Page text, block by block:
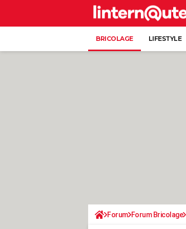
BRICOLAGE LIFESTYLE
Forum Forum Bricolage